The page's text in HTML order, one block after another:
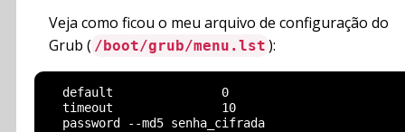
Veja como ficou o meu arquivo de configuração do
Grub ( /boot/grub/menu.lst ):
  default		0
  timeout		10
  password --md5 senha_cifrada